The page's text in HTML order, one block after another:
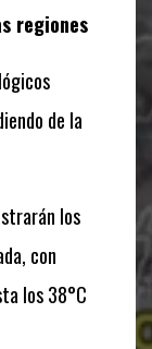
regiones
de la
los
con
los 38°C